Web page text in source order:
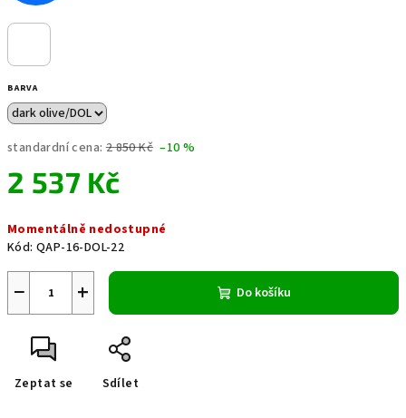
BARVA
standardní cena: 2 850 Kč –10 %
2 537 Kč
cena:
Momentálně nedostupné
Kód: QAP-16-DOL-22
+
− Do košíku
Zeptat se Sdílet